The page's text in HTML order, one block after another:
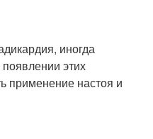
иногда
этих
применение настоя и